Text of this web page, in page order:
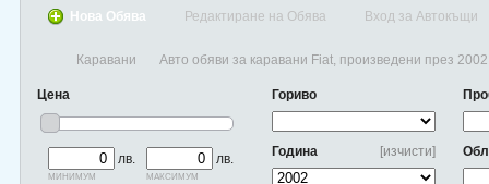
Нова Обява Редактиране на Обява Вход за Автокъщи
Каравани Авто обяви за каравани Fiat, произведени през
Цена
лв.
минимум
лв.
максимум
Гориво
[изчисти]
Година